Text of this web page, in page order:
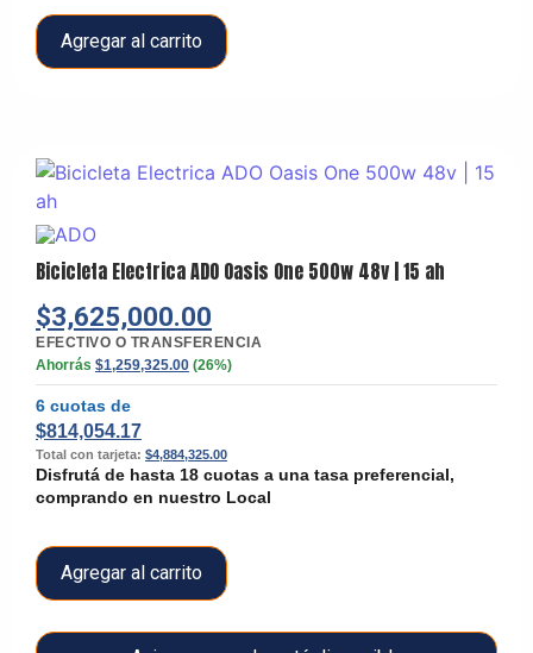
Agregar al carrito
Bicicleta Electrica ADO Oasis One 500w 48v | 15 ah
$3,625,000.00
EFECTIVO O TRANSFERENCIA
Ahorrás $1,259,325.00 (26%)
6 cuotas de
$814,054.17
Total con tarjeta: $4,884,325.00
Disfrutá de hasta 18 cuotas a una tasa preferencial,
comprando en nuestro Local
Agregar al carrito